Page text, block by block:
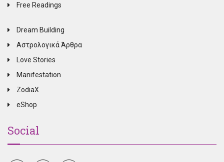
Free Readings
Dream Building
Αστρολογικά Άρθρα
Love Stories
Manifestation
ZodiaX
eShop
Social